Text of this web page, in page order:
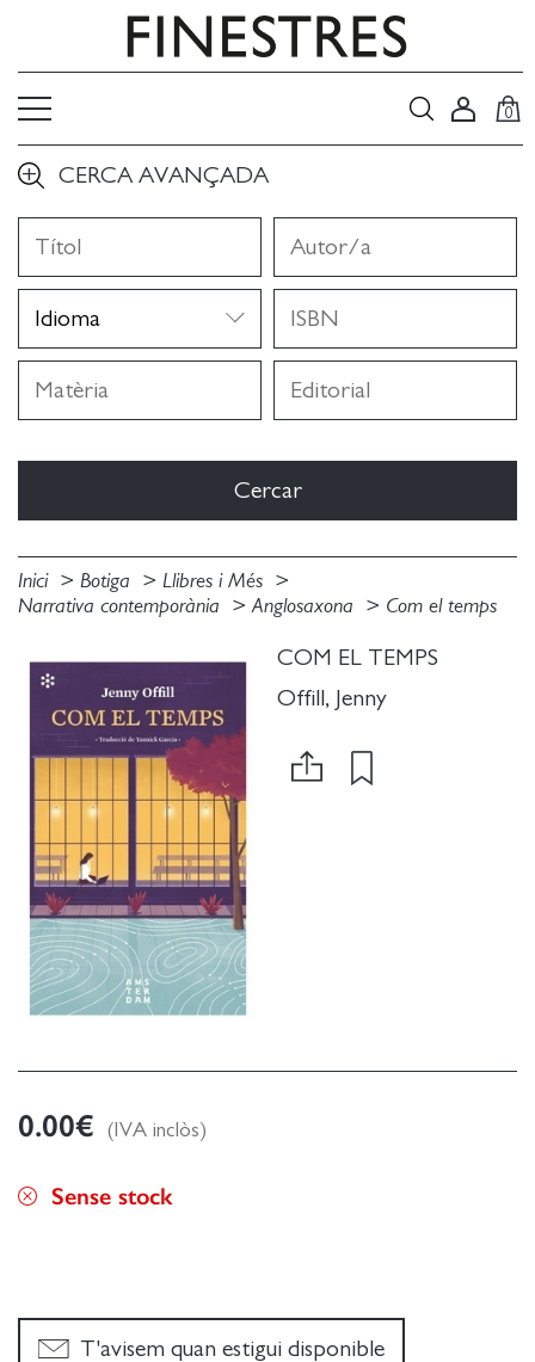
0
CERCA AVANÇADA
Inici Botiga
Llibres i Més
Narrativa contemporània
Anglosaxona Com el temps
COM EL TEMPS
Offill, Jenny
0.00€ (IVA inclòs)
Sense stock
T'avisem quan estigui disponible